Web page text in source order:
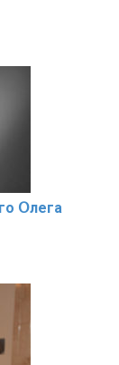
Օлега